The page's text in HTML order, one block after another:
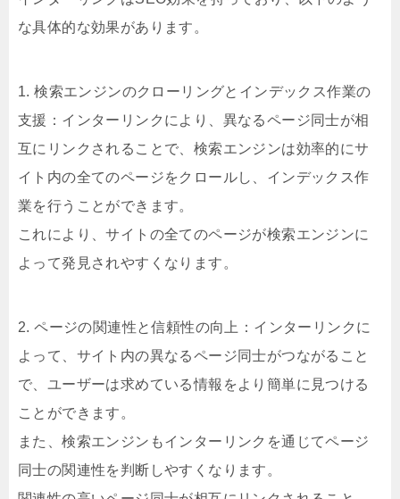
な具体的な効果があります。
1. 検索エンジンのクローリングとインデックス作業の
支援：インターリンクにより、異なるページ同士が相
互にリンクされることで、検索エンジンは効率的にサ
イト内の全てのページをクロールし、インデックス作
業を行うことができます。
これにより、サイトの全てのページが検索エンジンに
よって発見されやすくなります。
2. ページの関連性と信頼性の向上：インターリンクに
よって、サイト内の異なるページ同士がつながること
で、ユーザーは求めている情報をより簡単に見つける
ことができます。
また、検索エンジンもインターリンクを通じてページ
同士の関連性を判断しやすくなります。